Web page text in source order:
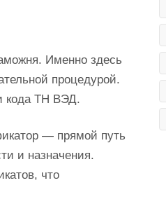
Именно здесь
процедурой.
кода ТН ВЭД.
— прямой путь
и назначения.
что